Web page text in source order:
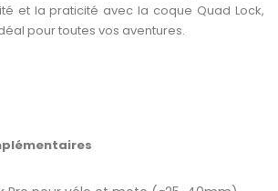
et la praticité avec la coque Quad Lock,
pour toutes vos aventures.